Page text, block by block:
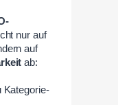
nur auf
auf
ab:
Kategorie-